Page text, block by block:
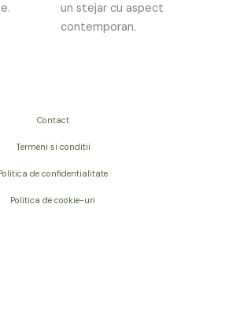
un stejar cu aspect
contemporan.
Contact
Termeni si conditii
de confidentialitate
Politica de cookie-uri